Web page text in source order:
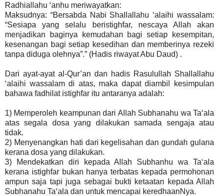
Radhiallahu ‘anhu meriwayatkan:
Maksudnya: “Bersabda Nabi Shallallahu ‘alaihi wassalam:
“Sesiapa yang selalu beristighfar, nescaya Allah akan
menjadikan baginya kemudahan bagi setiap kesempitan,
kesenangan bagi setiap kesedihan dan memberinya rezeki
tanpa diduga olehnya”.” (Hadis riwayat Abu Daud) .
Dari ayat-ayat al-Qur’an dan hadis Rasulullah Shallallahu
‘alaihi wassalam di atas, maka dapat diambil kesimpulan
bahawa fadhilat istighfar itu antaranya adalah:
1) Memperoleh keampunan dari Allah Subhanahu wa Ta‘ala
atas segala dosa yang dilakukan samada sengaja atau
tidak.
2) Menyenangkan hati dari kegelisahan dan gundah gulana
kerana dosa yang dilakukan.
3) Mendekatkan diri kepada Allah Subhanhu wa Ta‘ala
kerana istighfar bukan hanya terbatas kepada permohonan
ampun saja tapi juga sebagai bukti ketaatan kepada Allah
Subhanahu Ta‘ala dan untuk mencapai keredhaanNya.